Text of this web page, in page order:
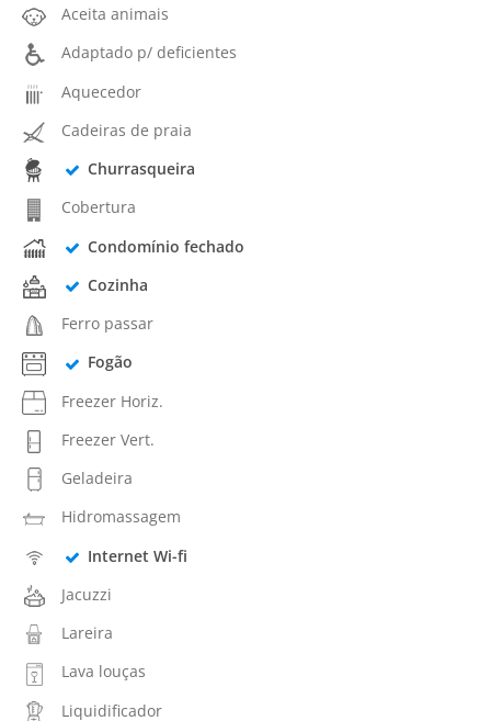
Aceita animais
Adaptado p/ deficientes
Aquecedor
Cadeiras de praia
Churrasqueira
Cobertura
Condomínio fechado
Cozinha
Ferro passar
Fogão
Freezer Horiz.
Freezer Vert.
Geladeira
Hidromassagem
Internet Wi-fi
Jacuzzi
Lareira
Lava louças
Liquidificador